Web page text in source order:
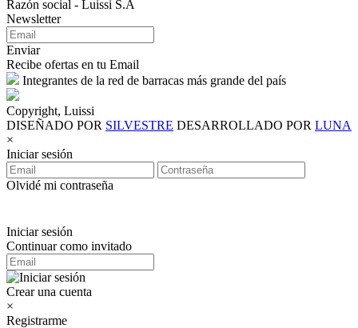
Razón social - Luissi S.A
Newsletter
Enviar
Recibe ofertas en tu Email
Integrantes de la red de barracas más grande del país
Copyright, Luissi
DISEÑADO POR SILVESTRE DESARROLLADO POR LUNA
×
Iniciar sesión
Olvidé mi contraseña
Iniciar sesión
Continuar como invitado
Crear una cuenta
×
Registrarme